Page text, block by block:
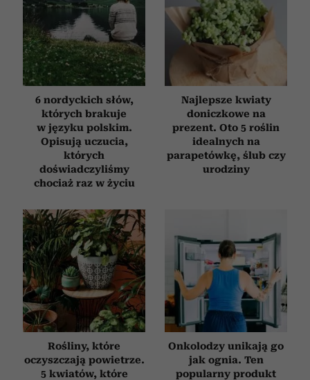
6 nordyckich słów,
których brakuje
w języku polskim.
Opisują uczucia,
których
doświadczyliśmy
chociaż raz w życiu
Najlepsze kwiaty
doniczkowe na
prezent. Oto 5 roślin
idealnych na
parapetówkę, ślub czy
urodziny
Rośliny, które
oczyszczają powietrze.
5 kwiatów, które
Onkolodzy unikają go
jak ognia. Ten
popularny produkt